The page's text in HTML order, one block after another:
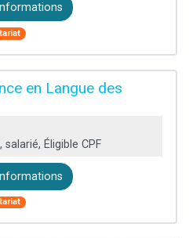
en Langue des
Éligible CPF